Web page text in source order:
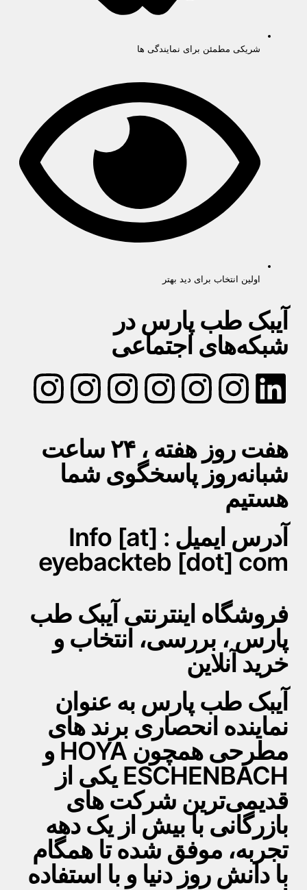
شریکی مطمئن برای نمایندگی ها
اولین انتخاب برای دید بهتر
آیبک طب پارس در
شبکه‌های اجتماعی
هفت روز هفته ، ۲۴ ساعت
شبانه‌روز پاسخگوی شما
هستیم
آدرس ایمیل : Info [at]
eyebackteb [dot] com
فروشگاه اینترنتی آیبک طب
پارس ، بررسی، انتخاب و
خرید آنلاین
آیبک طب پارس به عنوان
نماینده انحصاری برند های
مطرحی همچون HOYA و
ESCHENBACH یکی از
قدیمی‌ترین شرکت های
بازرگانی با بیش از یک دهه
تجربه، موفق شده تا همگام
با دانش روز دنیا و با استفاده